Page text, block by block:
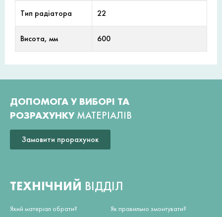
Тип радіатора 22
Висота, мм 600
ДОПОМОГА У ВИБОРІ ТА
РОЗРАХУНКУ МАТЕРІАЛІВ
Замовити прорахунок
ТЕХНІЧНИЙ ВІДДІЛ
Який матеріал обрати?
Як правильно змонтувати?